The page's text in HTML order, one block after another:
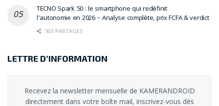
TECNO Spark 50 : le smartphone qui redéfinit
l’autonomie en 2026 – Analyse complète, prix FCFA & verdict
503 PARTAGES
LETTRE D’INFORMATION
Recevez la newsletter mensuelle de KAMERANDROID
directement dans votre boîte mail, inscrivez-vous dès